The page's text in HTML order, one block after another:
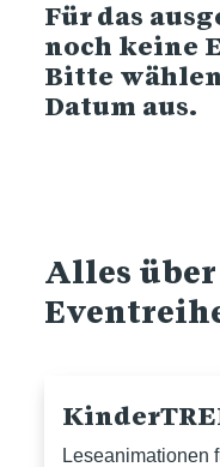
Für das
noch keine
Bitte
Datum aus.
Alles über
Leseanimationen